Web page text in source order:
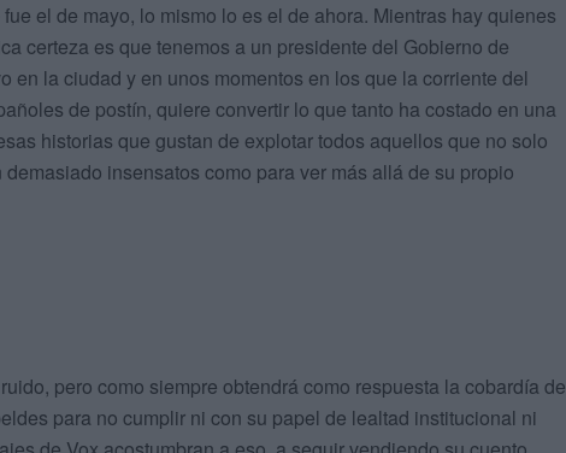
el de mayo, lo mismo lo es el de ahora. Mientras hay quienes
certeza es que tenemos a un presidente del Gobierno de
en la ciudad y en unos momentos en los que la corriente del
de postín, quiere convertir lo que tanto ha costado en una
historias que gustan de explotar todos aquellos que no solo
insensatos como para ver más allá de su propio
pero como siempre obtendrá como respuesta la cobardía de
para no cumplir ni con su papel de lealtad institucional ni